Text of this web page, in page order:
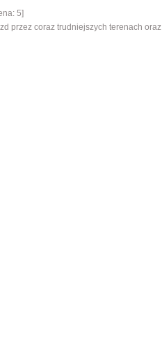
5]
przez coraz trudniejszych terenach oraz